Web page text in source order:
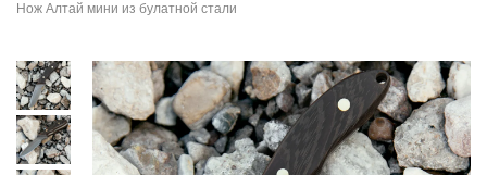
Нож Алтай мини из булатной стали